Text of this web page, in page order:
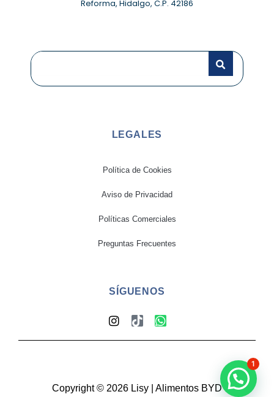
Reforma, Hidalgo, C.P. 42186
LEGALES
Política de Cookies
Aviso de Privacidad
Políticas Comerciales
Preguntas Frecuentes
SÍGUENOS
Copyright © 2026 Lisy | Alimentos BYD
1